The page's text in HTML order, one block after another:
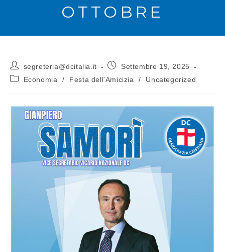
OTTOBRE
segreteria@dcitalia.it
Settembre 19, 2025
Economia
/ Festa dell'Amicizia / Uncategorized